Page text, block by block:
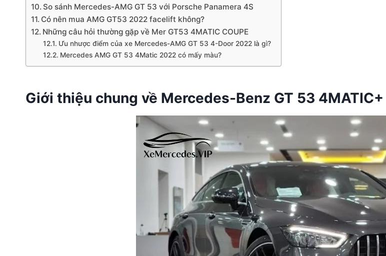
So sánh Mercedes-AMG GT 53 với Porsche Panamera 4S
Có nên mua AMG GT53 2022 facelift không?
Những câu hỏi thường gặp về Mer GT53 4MATIC COUPE
Ưu nhược điểm của xe Mercedes-AMG GT 53 4-Door 2022 là gì?
Mercedes AMG GT 53 4Matic 2022 có mấy màu?
Giới thiệu chung về Mercedes-Benz GT 53 4MATIC+